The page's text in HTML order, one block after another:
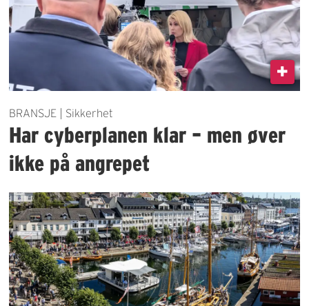
BRANSJE | Sikkerhet
Har cyberplanen klar – men øver
ikke på angrepet